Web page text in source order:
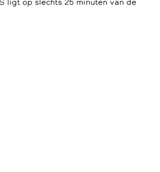
ligt op slechts 25 minuten van de